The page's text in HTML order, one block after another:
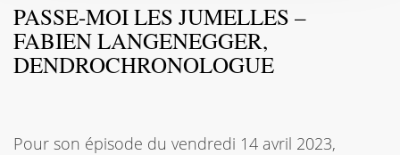
PASSE-MOI LES JUMELLES –
FABIEN LANGENEGGER,
DENDROCHRONOLOGUE
Pour son épisode du vendredi 14 avril 2023,